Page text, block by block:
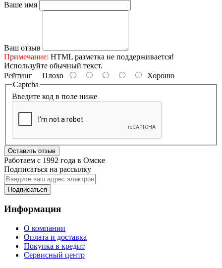
Ваше имя
Ваш отзыв
Примечание: HTML разметка не поддерживается!
Используйте обычный текст.
Рейтинг Плохо
Хорошо
Captcha
Введите код в поле ниже
Оставить отзыв
Работаем с 1992 года в Омске
Подписаться на рассылку
Подписаться
Информация
О компании
Оплата и доставка
Покупка в кредит
Сервисный центр